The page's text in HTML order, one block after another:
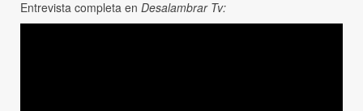
Entrevista completa en Desalambrar Tv: